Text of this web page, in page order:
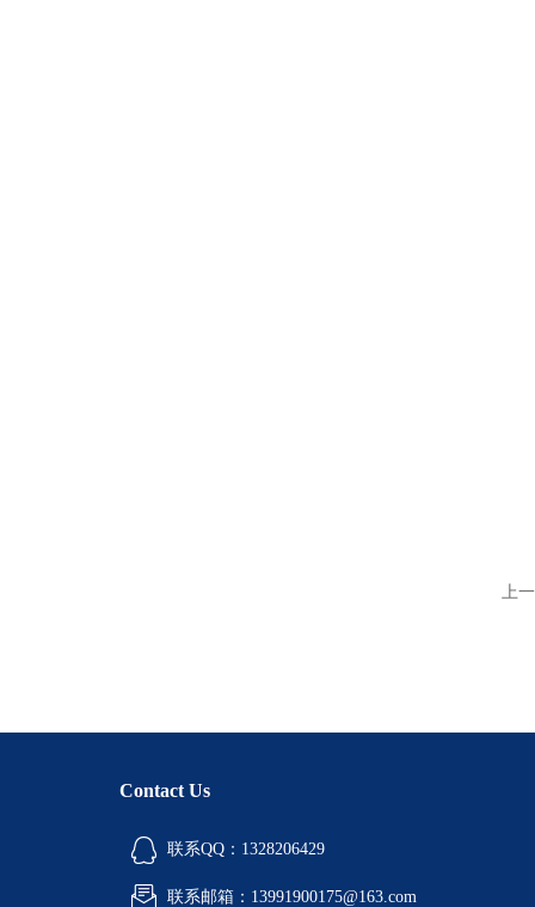
上
Contact Us
联系QQ：1328206429
联系邮箱：13991900175@163.com